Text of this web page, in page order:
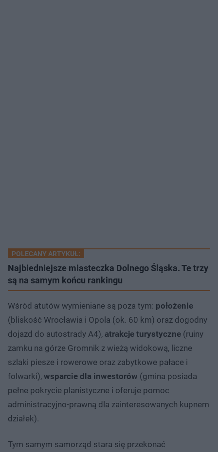
POLECANY ARTYKUŁ:
Najbiedniejsze miasteczka Dolnego Śląska. Te trzy
są na samym końcu rankingu
Wśród atutów wymieniane są poza tym: położenie
(bliskość Wrocławia i Opola (ok. 60 km) oraz dogodny
dojazd do autostrady A4), atrakcje turystyczne (ruiny
zamku na górze Gromnik z wieżą widokową, liczne
szlaki piesze i rowerowe oraz zabytkowe pałace i
folwarki), wsparcie dla inwestorów (gmina posiada
pełne pokrycie planistyczne i oferuje pomoc
administracyjno-prawną dla zainteresowanych kupnem
działek).
Tym samym samorząd stara się przekonać